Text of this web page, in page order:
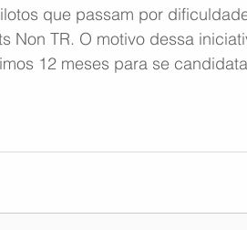
que passam por
Non TR. O motivo dessa
12 meses para se